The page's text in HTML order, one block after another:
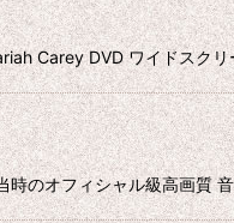
Carey DVD ワイドス
時のオフィシャル級高画